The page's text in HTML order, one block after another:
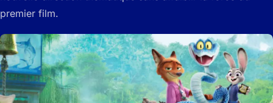
premier film.